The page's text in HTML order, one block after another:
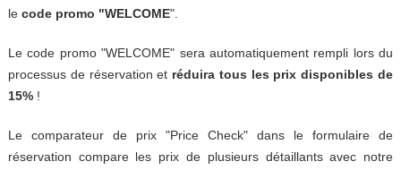
le code promo "WELCOME".
Le code promo "WELCOME" sera automatiquement rempli lors du
processus de réservation et réduira tous les prix disponibles de
15%!
Le comparateur de prix "Price Check" dans le formulaire de
réservation compare les prix de plusieurs détaillants avec notre